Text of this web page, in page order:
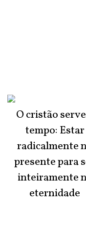
O cristão
tempo: Estar
radicalmente
presente para
inteiramente
eternidade